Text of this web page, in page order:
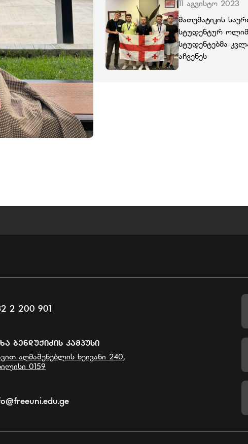
11 აგვისტო 2023
მათემატიკის
სტუდენტურ
სტუდენტებმა
აჩვენეს
2 200 901
Ბენდუქიძის Კამპუსი
აღმაშენებლის ხეივანი 240,
0159